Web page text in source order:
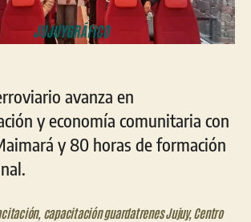
avanza en
y economía comunitaria con
y 80 horas de formación
, capacitación guardatrenes Jujuy,Centro